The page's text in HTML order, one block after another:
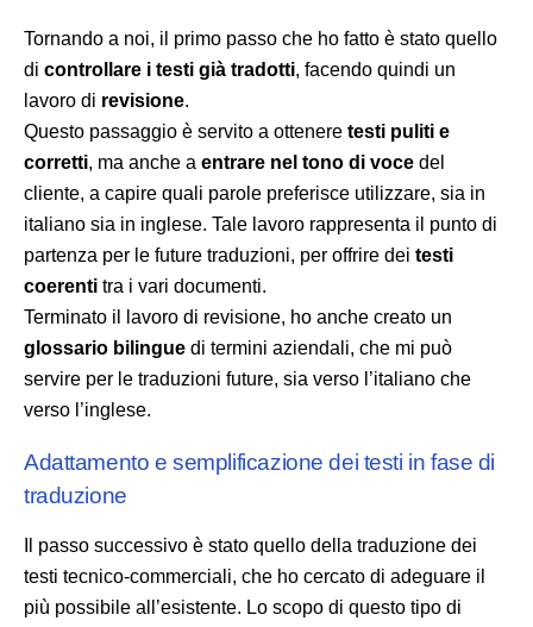
Tornando a noi, il primo passo che ho fatto è stato quello
di controllare i testi già tradotti, facendo quindi un
lavoro di revisione.
Questo passaggio è servito a ottenere testi puliti e
corretti, ma anche a entrare nel tono di voce del
cliente, a capire quali parole preferisce utilizzare, sia in
italiano sia in inglese. Tale lavoro rappresenta il punto di
partenza per le future traduzioni, per offrire dei testi
coerenti tra i vari documenti.
Terminato il lavoro di revisione, ho anche creato un
glossario bilingue di termini aziendali, che mi può
servire per le traduzioni future, sia verso l’italiano che
verso l’inglese.
Adattamento e semplificazione dei testi in fase di
traduzione
Il passo successivo è stato quello della traduzione dei
testi tecnico-commerciali, che ho cercato di adeguare il
più possibile all’esistente. Lo scopo di questo tipo di